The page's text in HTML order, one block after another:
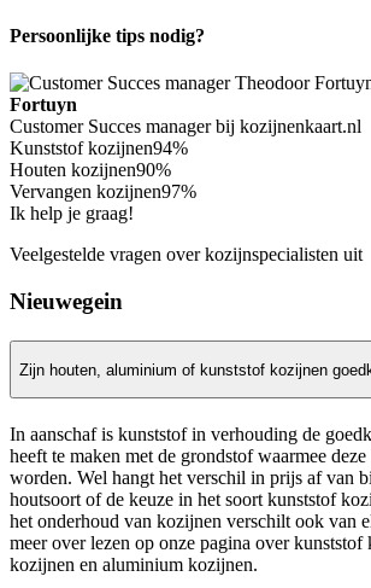
Persoonlijke tips nodig?
Fortuyn
Customer Succes manager bij kozijnenkaart.nl
Kunststof kozijnen94%
Houten kozijnen90%
Vervangen kozijnen97%
Ik help je graag!
Veelgestelde vragen over kozijnspecialisten uit
Nieuwegein
Zijn houten, aluminium of kunststof kozijnen
In aanschaf is kunststof in verhouding de
heeft te maken met de grondstof waarmee
worden. Wel hangt het verschil in prijs af van
houtsoort of de keuze in het soort kunststof
het onderhoud van kozijnen verschilt ook van
meer over lezen op onze pagina over kunststof
kozijnen en aluminium kozijnen.